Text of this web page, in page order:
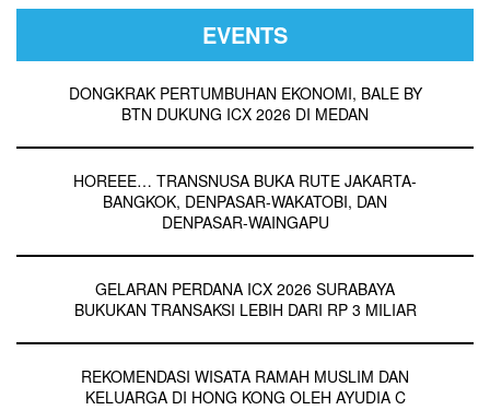
EVENTS
DONGKRAK PERTUMBUHAN EKONOMI, BALE BY
BTN DUKUNG ICX 2026 DI MEDAN
HOREEE… TRANSNUSA BUKA RUTE JAKARTA-
BANGKOK, DENPASAR-WAKATOBI, DAN
DENPASAR-WAINGAPU
GELARAN PERDANA ICX 2026 SURABAYA
BUKUKAN TRANSAKSI LEBIH DARI RP 3 MILIAR
REKOMENDASI WISATA RAMAH MUSLIM DAN
KELUARGA DI HONG KONG OLEH AYUDIA C